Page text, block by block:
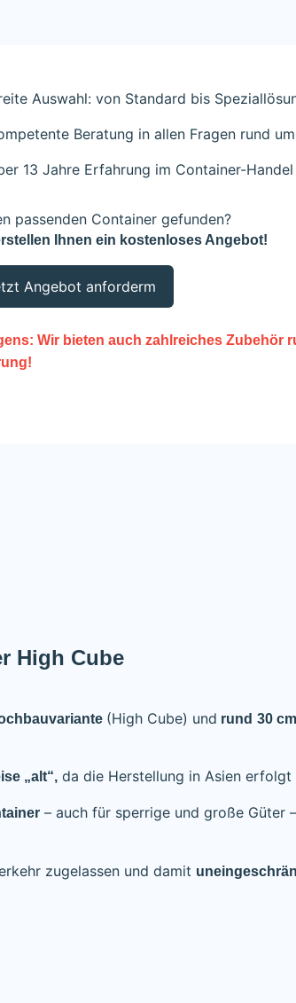
Auswahl: von Standard bis
Beratung in allen Fragen rund
13 Jahre Erfahrung im Container-
passenden Container gefunden?
Ihnen ein kostenloses Angebot!
Angebot anforderm
Wir bieten auch zahlreiches Zubehör
High Cube
(High Cube) und rund 30
„alt“, da die Herstellung in Asien erfolgt
– auch für sperrige und große Güter
zugelassen und damit